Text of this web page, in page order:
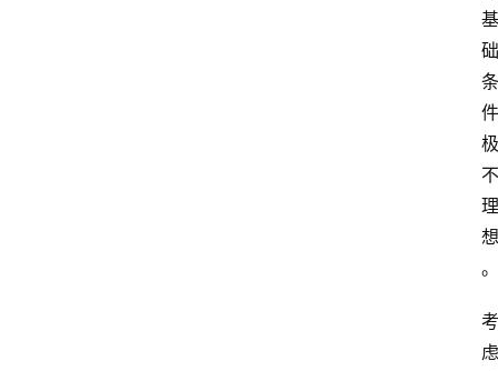
基
础
条
件
极
不
理
想
。
考
虑